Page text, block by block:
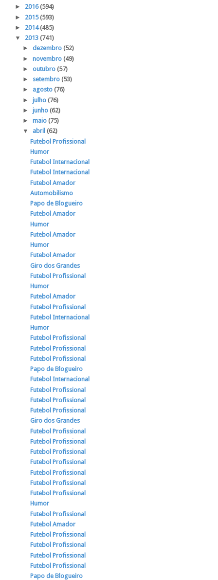
► 2016(594)
► 2015(593)
► 2014(485)
▼ 2013 (741)
► dezembro (52)
► novembro (49)
► outubro (57)
► setembro (53)
► agosto (76)
► julho (76)
► junho (62)
► maio (75)
▼ abril (62)
Futebol Profissional
Humor
Futebol Internacional
Futebol Internacional
Futebol Amador
Automobilismo
Papo de Blogueiro
Futebol Amador
Humor
Futebol Amador
Humor
Futebol Amador
Giro dos Grandes
Futebol Profissional
Humor
Futebol Amador
Futebol Profissional
Futebol Internacional
Humor
Futebol Profissional
Futebol Profissional
Futebol Profissional
Papo de Blogueiro
Futebol Internacional
Futebol Profissional
Futebol Profissional
Futebol Profissional
Giro dos Grandes
Futebol Profissional
Futebol Profissional
Futebol Profissional
Futebol Profissional
Futebol Profissional
Futebol Profissional
Futebol Profissional
Humor
Futebol Profissional
Futebol Amador
Futebol Profissional
Futebol Profissional
Futebol Profissional
Futebol Profissional
Papo de Blogueiro